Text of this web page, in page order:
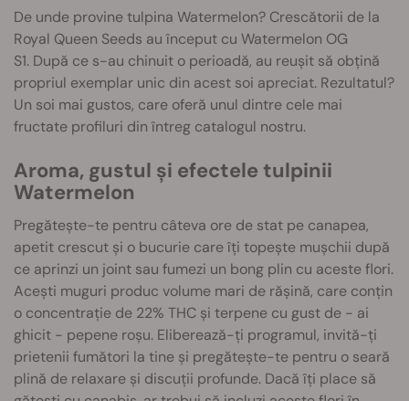
De unde provine tulpina Watermelon? Crescătorii de la
Royal Queen Seeds au început cu Watermelon OG
S1. După ce s-au chinuit o perioadă, au reușit să obțină
propriul exemplar unic din acest soi apreciat. Rezultatul?
Un soi mai gustos, care oferă unul dintre cele mai
fructate profiluri din întreg catalogul nostru.
Aroma, gustul și efectele tulpinii
Watermelon
Pregătește-te pentru câteva ore de stat pe canapea,
apetit crescut și o bucurie care îți topește mușchii după
ce aprinzi un joint sau fumezi un bong plin cu aceste flori.
Acești muguri produc volume mari de rășină, care conțin
o concentrație de 22% THC și terpene cu gust de - ai
ghicit - pepene roșu. Eliberează-ți programul, invită-ți
prietenii fumători la tine și pregătește-te pentru o seară
plină de relaxare și discuții profunde. Dacă îți place să